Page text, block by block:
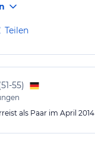
Teilen
51-55)
als Paar im April 2014